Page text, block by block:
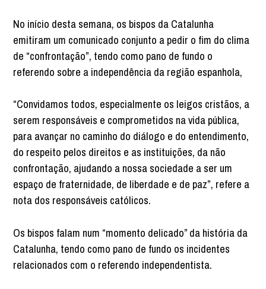
No início desta semana, os bispos da Catalunha
emitiram um comunicado conjunto a pedir o fim do clima
de “confrontação”, tendo como pano de fundo o
referendo sobre a independência da região espanhola,
“Convidamos todos, especialmente os leigos cristãos, a
serem responsáveis e comprometidos na vida pública,
para avançar no caminho do diálogo e do entendimento,
do respeito pelos direitos e as instituições, da não
confrontação, ajudando a nossa sociedade a ser um
espaço de fraternidade, de liberdade e de paz”, refere a
nota dos responsáveis católicos.
Os bispos falam num “momento delicado” da história da
Catalunha, tendo como pano de fundo os incidentes
relacionados com o referendo independentista.